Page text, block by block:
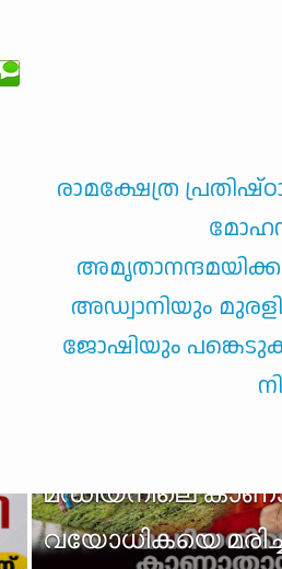
രാമക്ഷേത്ര
അഡ്വാനിയും
ജോഷിയും
മഡിയനിലെ
വയോധികയെ